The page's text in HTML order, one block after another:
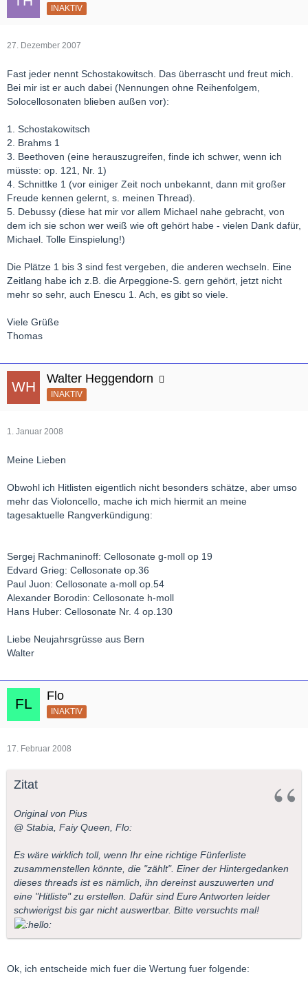
INAKTIV
27. Dezember 2007
Fast jeder nennt Schostakowitsch. Das überrascht und freut mich.
Bei mir ist er auch dabei (Nennungen ohne Reihenfolgem,
Solocellosonaten blieben außen vor):
1. Schostakowitsch
2. Brahms 1
3. Beethoven (eine herauszugreifen, finde ich schwer, wenn ich
müsste: op. 121, Nr. 1)
4. Schnittke 1 (vor einiger Zeit noch unbekannt, dann mit großer
Freude kennen gelernt, s. meinen Thread).
5. Debussy (diese hat mir vor allem Michael nahe gebracht, von
dem ich sie schon wer weiß wie oft gehört habe - vielen Dank dafür,
Michael. Tolle Einspielung!)
Die Plätze 1 bis 3 sind fest vergeben, die anderen wechseln. Eine
Zeitlang habe ich z.B. die Arpeggione-S. gern gehört, jetzt nicht
mehr so sehr, auch Enescu 1. Ach, es gibt so viele.
Viele Grüße
Thomas
Walter Heggendorn
INAKTIV
1. Januar 2008
Meine Lieben
Obwohl ich Hitlisten eigentlich nicht besonders schätze, aber umso
mehr das Violoncello, mache ich mich hiermit an meine
tagesaktuelle Rangverkündigung:
Sergej Rachmaninoff: Cellosonate g-moll op 19
Edvard Grieg: Cellosonate op.36
Paul Juon: Cellosonate a-moll op.54
Alexander Borodin: Cellosonate h-moll
Hans Huber: Cellosonate Nr. 4 op.130
Liebe Neujahrsgrüsse aus Bern
Walter
Flo
INAKTIV
17. Februar 2008
Zitat
Original von Pius
@ Stabia, Faiy Queen, Flo:
Es wäre wirklich toll, wenn Ihr eine richtige Fünferliste
zusammenstellen könnte, die "zählt". Einer der Hintergedanken
dieses threads ist es nämlich, ihn dereinst auszuwerten und
eine "Hitliste" zu erstellen. Dafür sind Eure Antworten leider
schwierigst bis gar nicht auswertbar. Bitte versuchts mal!
Ok, ich entscheide mich fuer die Wertung fuer folgende: